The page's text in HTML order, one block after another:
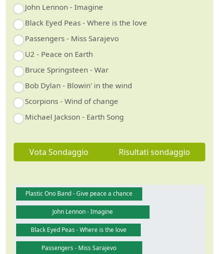
John Lennon - Imagine
Black Eyed Peas - Where is the love
Passengers - Miss Sarajevo
U2 - Peace on Earth
Bruce Springsteen - War
Bob Dylan - Blowin' in the wind
Scorpions - Wind of change
Michael Jackson - Earth Song
Vota Sondaggio Risultati sondaggio
Plastic Ono Band - Give peace a chance
John Lennon - Imagine
Black Eyed Peas - Where is the love
Passengers - Miss Sarajevo